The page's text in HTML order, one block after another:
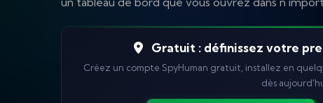
Gratuit : définissez votre
Créez un compte SpyHuman gratuit, installez en
dès